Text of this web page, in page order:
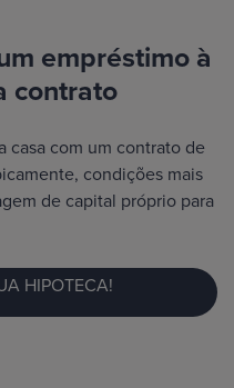
empréstimo à
contrato
casa com um contrato de
condições mais
de capital próprio para
HIPOTECA!